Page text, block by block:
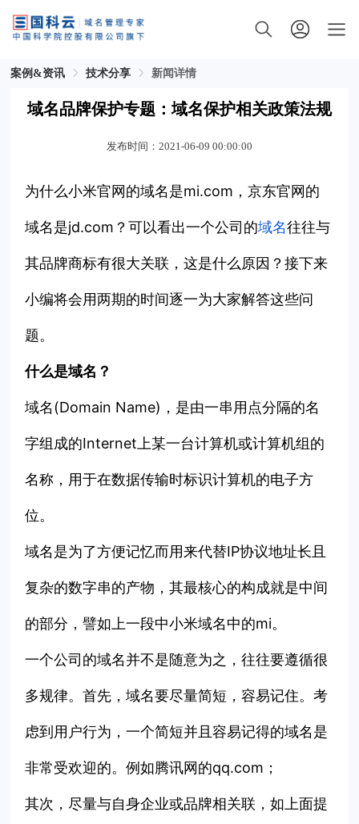
案例&资讯 技术分享 新闻详情
域名品牌保护专题：域名保护相关政策法规
发布时间：2021-06-09 00:00:00
为什么小米官网的域名是mi.com，京东官网的
域名是jd.com？可以看出一个公司的域名往往与
其品牌商标有很大关联，这是什么原因？接下来
小编将会用两期的时间逐一为大家解答这些问
题。
什么是域名？
域名(Domain Name)，是由一串用点分隔的名
字组成的Internet上某一台计算机或计算机组的
名称，用于在数据传输时标识计算机的电子方
位。
域名是为了方便记忆而用来代替IP协议地址长且
复杂的数字串的产物，其最核心的构成就是中间
的部分，譬如上一段中小米域名中的mi。
一个公司的域名并不是随意为之，往往要遵循很
多规律。首先，域名要尽量简短，容易记住。考
虑到用户行为，一个简短并且容易记得的域名是
非常受欢迎的。例如腾讯网的qq.com；
其次，尽量与自身企业或品牌相关联，如上面提